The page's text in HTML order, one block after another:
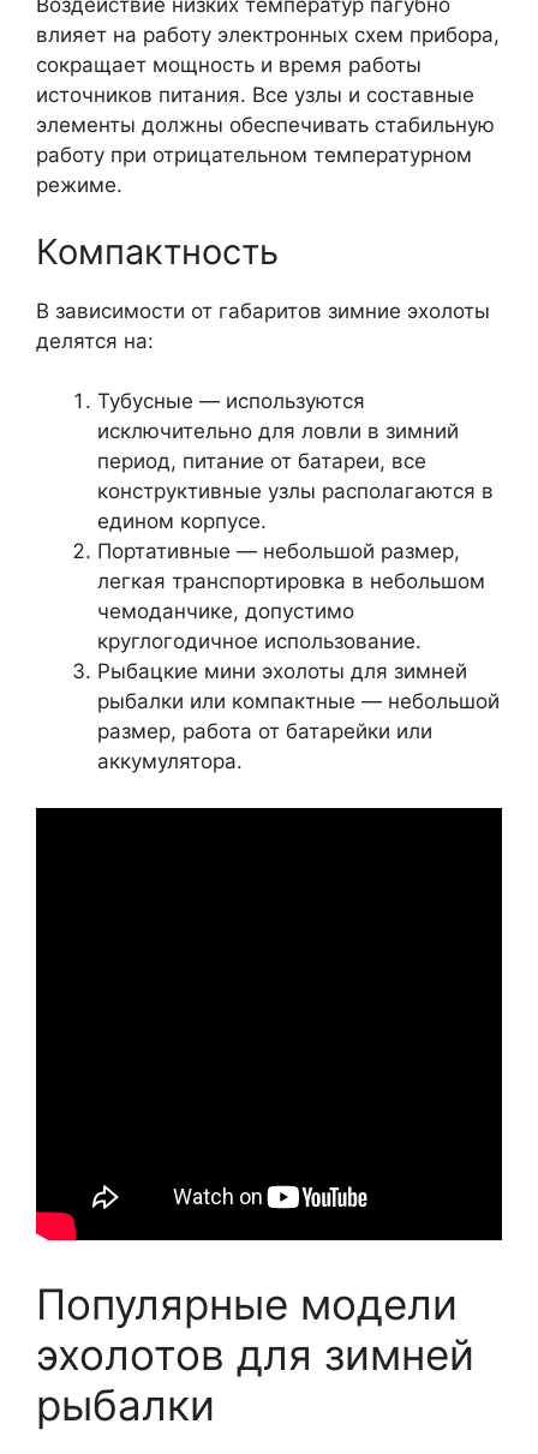
Воздействие низких температур пагубно
влияет на работу электронных схем прибора,
сокращает мощность и время работы
источников питания. Все узлы и составные
элементы должны обеспечивать стабильную
работу при отрицательном температурном
режиме.
Компактность
В зависимости от габаритов зимние эхолоты
делятся на:
Тубусные — используются
исключительно для ловли в зимний
период, питание от батареи, все
конструктивные узлы располагаются в
едином корпусе.
Портативные — небольшой размер,
легкая транспортировка в небольшом
чемоданчике, допустимо
круглогодичное использование.
Рыбацкие мини эхолоты для зимней
рыбалки или компактные — небольшой
размер, работа от батарейки или
аккумулятора.
Популярные модели
эхолотов для зимней
рыбалки